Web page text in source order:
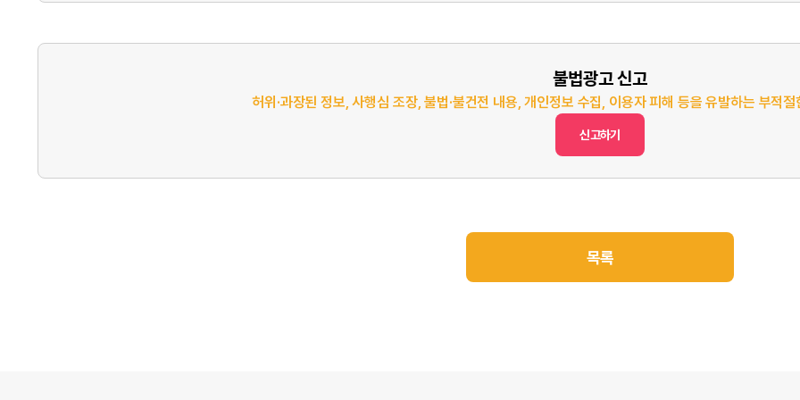
불법광고 신고
허위·과장된 정보, 사행심 조장, 불법·불건전 내용, 개인정보 수집, 이용자 피해 등을 유발하는 부적
신고하기
목록